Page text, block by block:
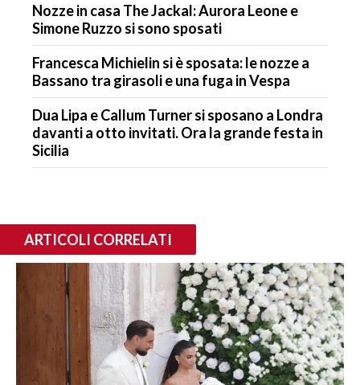
Nozze in casa The Jackal: Aurora Leone e
Simone Ruzzo si sono sposati
Francesca Michielin si è sposata: le nozze a
Bassano tra girasoli e una fuga in Vespa
Dua Lipa e Callum Turner si sposano a Londra
davanti a otto invitati. Ora la grande festa in
Sicilia
ARTICOLI CORRELATI